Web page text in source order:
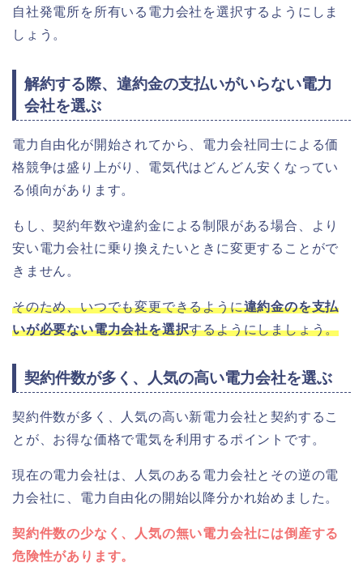
自社発電所を所有いる電力会社を選択するようにしま
しょう。
解約する際、違約金の支払いがいらない電力
会社を選ぶ
電力自由化が開始されてから、電力会社同士による価
格競争は盛り上がり、電気代はどんどん安くなってい
る傾向があります。
もし、契約年数や違約金による制限がある場合、より
安い電力会社に乗り換えたいときに変更することがで
きません。
そのため、いつでも変更できるように違約金のを支払
いが必要ない電力会社を選択するようにしましょう。
契約件数が多く、人気の高い電力会社を選ぶ
契約件数が多く、人気の高い新電力会社と契約するこ
とが、お得な価格で電気を利用するポイントです。
現在の電力会社は、人気のある電力会社とその逆の電
力会社に、電力自由化の開始以降分かれ始めました。
契約件数の少なく、人気の無い電力会社には倒産する
危険性があります。